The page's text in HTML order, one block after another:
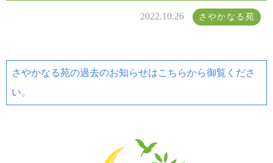
2022.10.26 さやかなる苑
さやかなる苑の過去のお知らせはこちらから御覧くださ
い。